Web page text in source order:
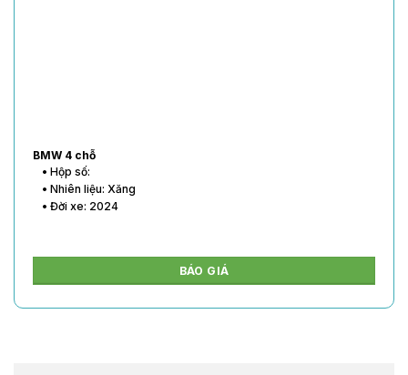
BMW 4 chỗ
• Hộp số:
• Nhiên liệu: Xăng
• Đời xe: 2024
BÁO GIÁ